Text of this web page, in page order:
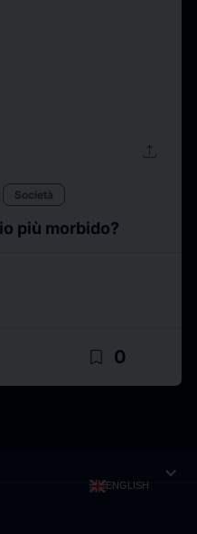
upload
Società
più morbido?
bookmark_border 0
ENGLISH expand_more